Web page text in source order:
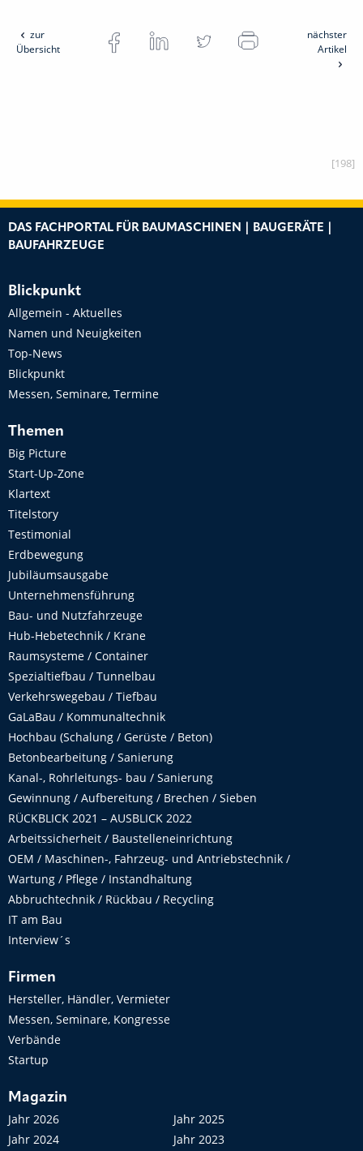
zur
Übersicht
nächster
Artikel
[198]
DAS FACHPORTAL FÜR BAUMASCHINEN | BAUGERÄTE |
BAUFAHRZEUGE
Blickpunkt
Allgemein - Aktuelles
Namen und Neuigkeiten
Top-News
Blickpunkt
Messen, Seminare, Termine
Themen
Big Picture
Start-Up-Zone
Klartext
Titelstory
Testimonial
Erdbewegung
Jubiläumsausgabe
Unternehmensführung
Bau- und Nutzfahrzeuge
Hub-Hebetechnik / Krane
Raumsysteme / Container
Spezialtiefbau / Tunnelbau
Verkehrswegebau / Tiefbau
GaLaBau / Kommunaltechnik
Hochbau (Schalung / Gerüste / Beton)
Betonbearbeitung / Sanierung
Kanal-, Rohrleitungs- bau / Sanierung
Gewinnung / Aufbereitung / Brechen / Sieben
RÜCKBLICK 2021 – AUSBLICK 2022
Arbeitssicherheit / Baustelleneinrichtung
OEM / Maschinen-, Fahrzeug- und Antriebstechnik /
Wartung / Pflege / Instandhaltung
Abbruchtechnik / Rückbau / Recycling
IT am Bau
Interview´s
Firmen
Hersteller, Händler, Vermieter
Messen, Seminare, Kongresse
Verbände
Startup
Magazin
Jahr 2026
Jahr 2025
Jahr 2024
Jahr 2023